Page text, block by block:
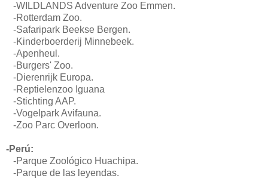
-WILDLANDS Adventure Zoo Emmen.
-Rotterdam Zoo.
-Safaripark Beekse Bergen.
-Kinderboerderij Minnebeek.
-Apenheul.
-Burgers' Zoo.
-Dierenrijk Europa.
-Reptielenzoo Iguana
-Stichting AAP.
-Vogelpark Avifauna.
-Zoo Parc Overloon.
-Perú:
-Parque Zoológico Huachipa.
-Parque de las leyendas.